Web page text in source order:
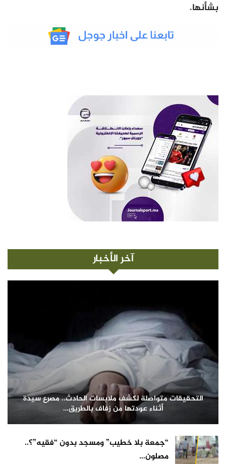
بشأنها.
آخر الأخبار
التحقيقات متواصلة لكشف ملابسات الحادث.. مصرع سيدة
أثناء عودتها من زفاف بالطريق…
“جمعة بلا خطيب” ومسجد بدون “فقيه”؟..
مصلون…